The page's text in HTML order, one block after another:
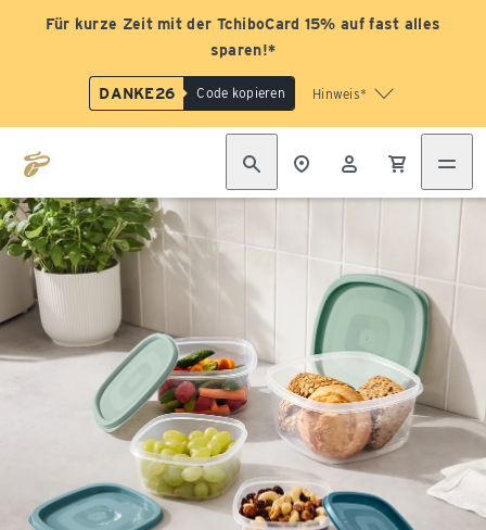
Für kurze Zeit mit der TchiboCard 15% auf fast alles
sparen!*
DANKE26 Code kopieren Hinweis*